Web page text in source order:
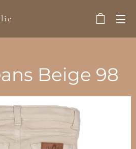
Beige 98